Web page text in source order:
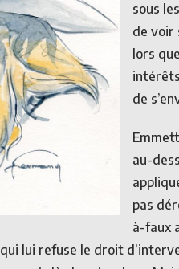
sous
de voir
lors
de
au-
pas
à-faux
lui refuse le droit